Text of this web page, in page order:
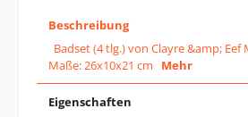
Beschreibung
Badset (4 tlg.) von Clayre &amp; Eef
Maße: 26x10x21 cm Mehr
Eigenschaften